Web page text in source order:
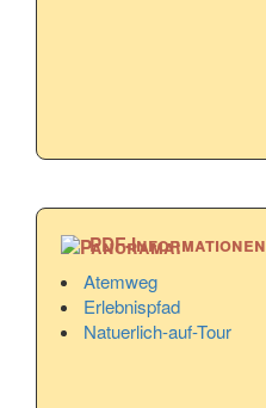
PDF-Informationen
Atemweg
Erlebnispfad
Natuerlich-auf-Tour